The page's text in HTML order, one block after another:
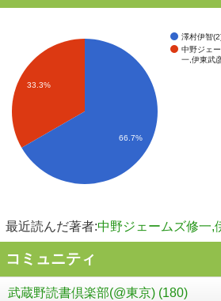
澤村伊智
中野ジェ
一,伊東武
33.3%
66.7%
最近読んだ著者:中野ジェームズ修一,
コミュニティ
武蔵野読書倶楽部(@東京) (180)